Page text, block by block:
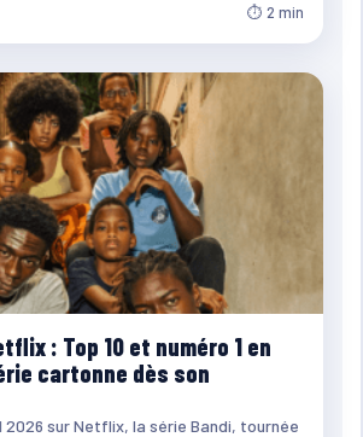
⏱ 2 min
: Top 10 et numéro 1 en
cartonne dès son
2026 sur Netflix, la série Bandi, tournée